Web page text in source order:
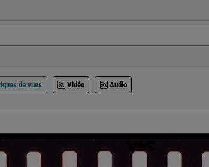
de vues Vidéo Audio